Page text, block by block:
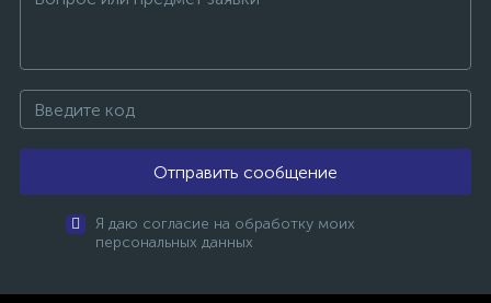
Отправить сообщение
Я даю согласие на обработку моих
персональных данных